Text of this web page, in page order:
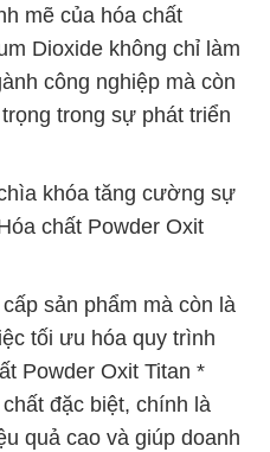
mẽ của hóa chất
Dioxide không chỉ làm
công nghiệp mà còn
trong sự phát triển
khóa tăng cường sự
chất Powder Oxit
sản phẩm mà còn là
tối ưu hóa quy trình
Powder Oxit Titan *
đặc biệt, chính là
quả cao và giúp doanh